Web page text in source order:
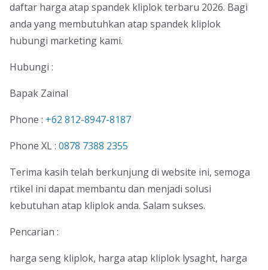
daftar harga atap spandek kliplok terbaru 2026. Bagi
anda yang membutuhkan atap spandek kliplok
hubungi marketing kami.
Hubungi :
Bapak Zainal
Phone : +62 812-8947-8187
Phone XL : 0878 7388 2355
Terima kasih telah berkunjung di website ini, semoga
rtikel ini dapat membantu dan menjadi solusi
kebutuhan atap kliplok anda. Salam sukses.
Pencarian :
harga seng kliplok, harga atap kliplok lysaght, harga